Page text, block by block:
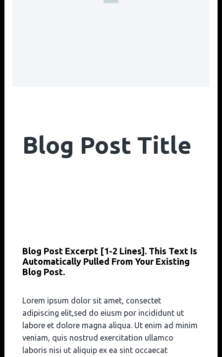
Blog Post Title
Blog Post Excerpt [1-2 Lines]. This Text Is
Automatically Pulled From Your Existing
Blog Post.
Lorem ipsum dolor sit amet, consectet
adipiscing elit,sed do eiusm por incididunt ut
labore et dolore magna aliqua. Ut enim ad minim
veniam, quis nostrud exercitation ullamco
laboris nisi ut aliquip ex ea sint occaecat